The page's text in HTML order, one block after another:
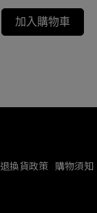
加入購物車
退換貨政策 購物須知